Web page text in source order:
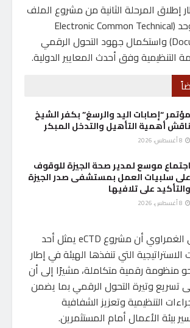
إطلاق المرحلة الثانية من مشروع الملف
الإلكتروني الموحد (Electronic Common Technical
Document – eCTD) واستكمال جهود التحول الرقمي
التنظيمية وفق أحدث المعايير الدولية.
مؤتمر “إصابات اليد والرسغ” بكفر الشيخ
ناقش أهمية التأهيل والتدخل المبكر
اجتماع موسع لمدير صحة الجيزة للوقوف
على سلبيات العمل بمستشفى صدر الجيزة
والتأكيد على تلافيها
أكد الدكتور علي الغمراوي أن مشروع eCTD يمثل أحد
التي تنفذها الهيئة في إطار
منظومة رقمية متكاملة، مشيرًا إلى أن
تسريع وتيرة التحول الرقمي بما يضمن
التنظيمية وتعزيز الشفافية
بيئة الأعمال أمام المستثمرين.